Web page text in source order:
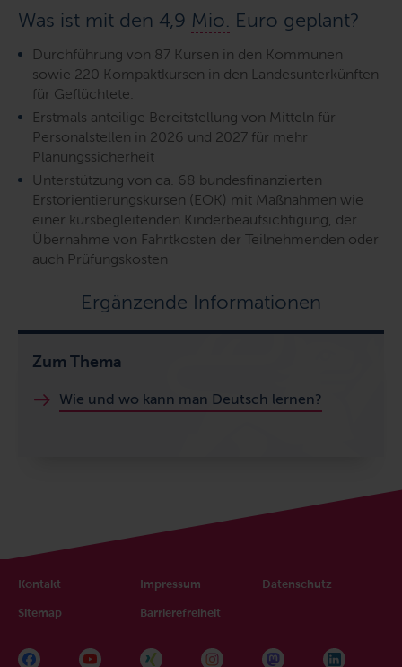
Was ist mit den 4,9 Mio. Euro geplant?
Durchführung von 87 Kursen in den Kommunen
sowie 220 Kompaktkursen in den Landesunterkünften
für Geflüchtete.
Erstmals anteilige Bereitstellung von Mitteln für
Personalstellen in 2026 und 2027 für mehr
Planungssicherheit
Unterstützung von ca. 68 bundesfinanzierten
Erstorientierungskursen (EOK) mit Maßnahmen wie
einer kursbegleitenden Kinderbeaufsichtigung, der
Übernahme von Fahrtkosten der Teilnehmenden oder
auch Prüfungskosten
Ergänzende Informationen
Zum Thema
Wie und wo kann man Deutsch lernen?
Kontakt Impressum Datenschutz
Sitemap Barrierefreiheit